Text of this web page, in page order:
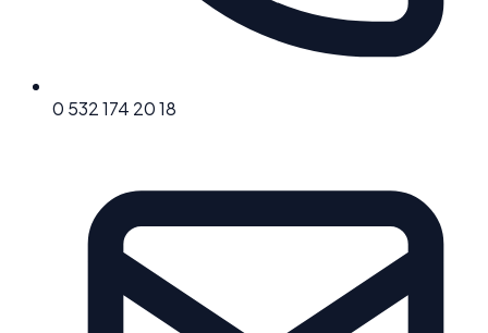
0 532 174 20 18